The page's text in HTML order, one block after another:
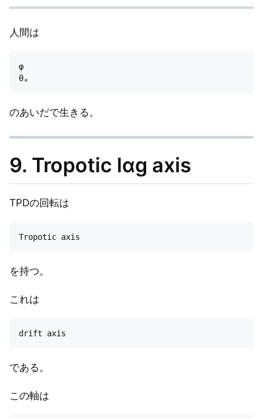
人間は
φ
のあいだで生きる。
9. Tropotic lαg axis
TPDの回転は
を持つ。
これは
である。
この軸は